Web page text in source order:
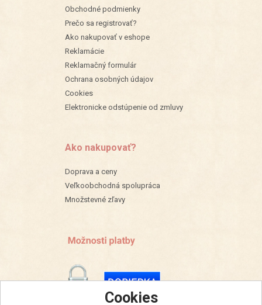
Cookies
Obchodné podmienky
Prečo sa registrovať?
Ako nakupovať v eshope
Reklamácie
Reklamačný formulár
Ochrana osobných údajov
Cookies
Elektronicke odstúpenie od zmluvy
Ako nakupovať?
Doprava a ceny
Veľkoobchodná spolupráca
Množstevné zľavy